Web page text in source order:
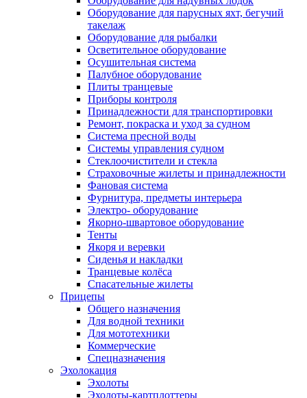
Оборудование для парусных яхт, бегучий
такелаж
Оборудование для рыбалки
Осветительное оборудование
Осушительная система
Палубное оборудование
Плиты транцевые
Приборы контроля
Принадлежности для транспортировки
Ремонт, покраска и уход за судном
Система пресной воды
Системы управления судном
Стеклоочистители и стекла
Страховочные жилеты и принадлежности
Фановая система
Фурнитура, предметы интерьера
Электро- оборудование
Якорно-швартовое оборудование
Тенты
Якоря и веревки
Сиденья и накладки
Транцевые колёса
Спасательные жилеты
Прицепы
Общего назначения
Для водной техники
Для мототехники
Коммерческие
Спецназначения
Эхолокация
Эхолоты
Эхолоты-картплоттеры